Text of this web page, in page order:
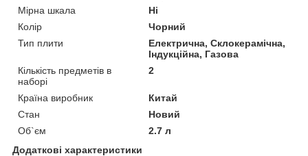
Мірна шкала
Ні
Колір
Чорний
Тип плити
Електрична, Склокерамічна,
Індукційна, Газова
Кількість предметів в
наборі
2
Країна виробник
Китай
Стан
Новий
Об`єм
2.7 л
Додаткові характеристики